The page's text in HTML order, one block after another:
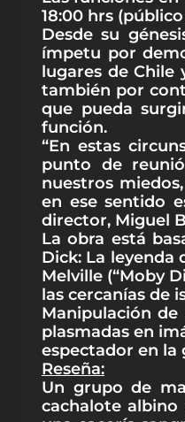
18:00 hrs
Desde su
ímpetu por
lugares de Chile
también por
que pueda
función.
“En estas
punto de
nuestros
en ese sentido
director, Miguel
La obra está
Dick: La leyenda
Melville (“Moby
las cercanías de
Manipulación
plasmadas en
espectador en la
Reseña:
Un grupo de
cachalote